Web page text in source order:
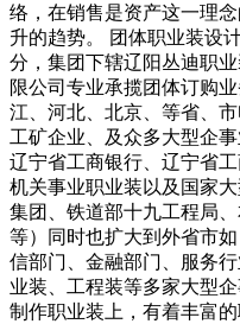
络，在销售是资产这一理
升的趋势。 团体职业装设
分，集团下辖辽阳丛迪职
限公司专业承揽团体订购
江、河北、北京、等省、
工矿企业、及众多大型企
辽宁省工商银行、辽宁省
机关事业职业装以及国家
集团、铁道部十九工程局
等）同时也扩大到外省市
信部门、金融部门、服务
业装、工程装等多家大型
制作职业装上，有着丰富